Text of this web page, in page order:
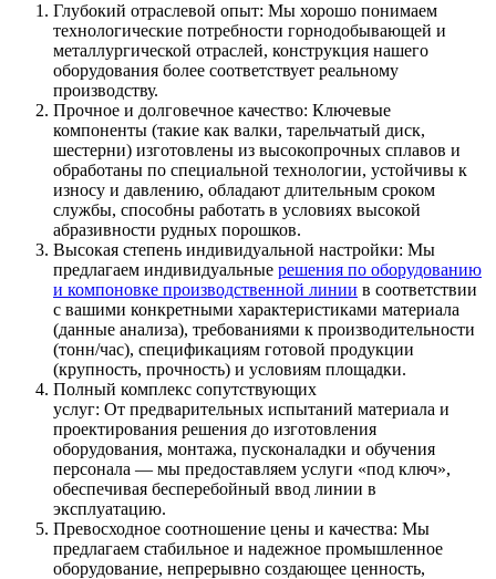
Глубокий отраслевой опыт: Мы хорошо понимаем
технологические потребности горнодобывающей и
металлургической отраслей, конструкция нашего
оборудования более соответствует реальному
производству.
Прочное и долговечное качество: Ключевые
компоненты (такие как валки, тарельчатый диск,
шестерни) изготовлены из высокопрочных сплавов и
обработаны по специальной технологии, устойчивы к
износу и давлению, обладают длительным сроком
службы, способны работать в условиях высокой
абразивности рудных порошков.
Высокая степень индивидуальной настройки: Мы
предлагаем индивидуальные решения по оборудованию
и компоновке производственной линии в соответствии
с вашими конкретными характеристиками материала
(данные анализа), требованиями к производительности
(тонн/час), спецификациям готовой продукции
(крупность, прочность) и условиям площадки.
Полный комплекс сопутствующих
услуг: От предварительных испытаний материала и
проектирования решения до изготовления
оборудования, монтажа, пусконаладки и обучения
персонала — мы предоставляем услуги «под ключ»,
обеспечивая бесперебойный ввод линии в
эксплуатацию.
Превосходное соотношение цены и качества: Мы
предлагаем стабильное и надежное промышленное
оборудование, непрерывно создающее ценность,